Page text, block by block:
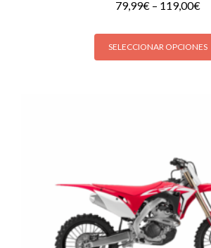
79,99€– 119,00€
SELECCIONAR OPCIONES